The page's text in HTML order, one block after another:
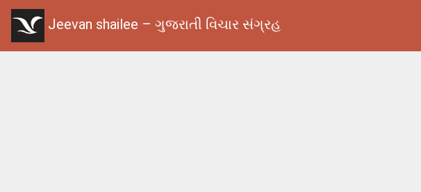
Jeevan shailee – ગુજરાતી વિચાર સંગ્રહ